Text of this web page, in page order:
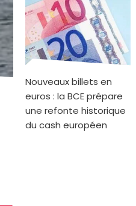
Nouveaux billets en
euros : la BCE prépare
une refonte historique
du cash européen